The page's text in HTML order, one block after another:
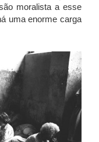
moralista a esse
uma enorme carga